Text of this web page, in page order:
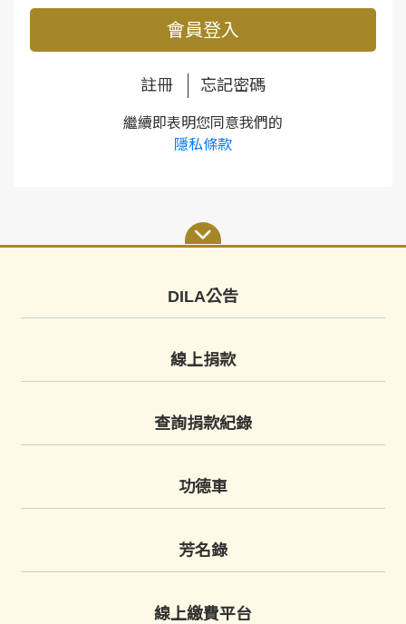
會員登入
註冊 忘記密碼
繼續即表明您同意我們的
隱私條款
DILA公告
線上捐款
查詢捐款紀錄
功德車
芳名錄
線上繳費平台